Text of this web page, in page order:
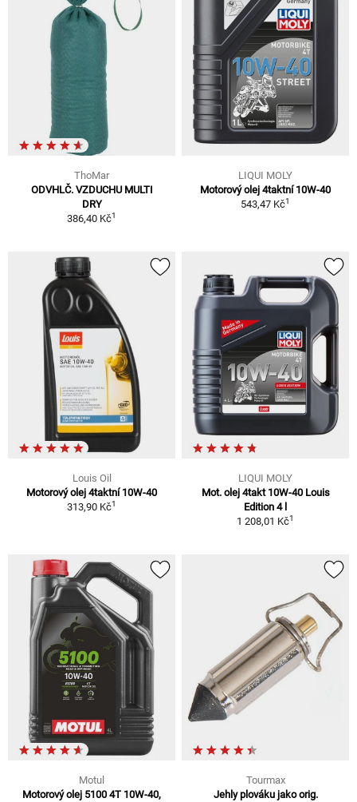
ThoMar
ODVHLČ. VZDUCHU MULTI
DRY
386,40 Kč1
LIQUI MOLY
Motorový olej 4taktní 10W-40
543,47 Kč1
Louis Oil
Motorový olej 4taktní 10W-40
313,90 Kč1
LIQUI MOLY
Mot. olej 4takt 10W-40 Louis
Edition 4 l
1 208,01 Kč1
Motul
Motorový olej 5100 4T 10W-40,
Tourmax
Jehly plováku jako orig.